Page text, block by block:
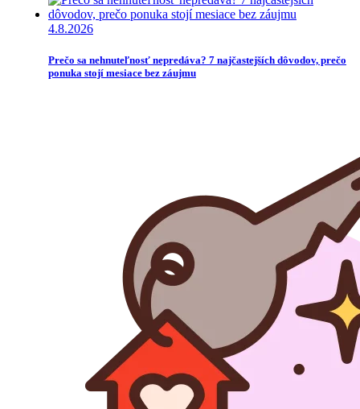
4.8.2026
Prečo sa nehnuteľnosť nepredáva? 7 najčastejších dôvodov, prečo
ponuka stojí mesiace bez záujmu